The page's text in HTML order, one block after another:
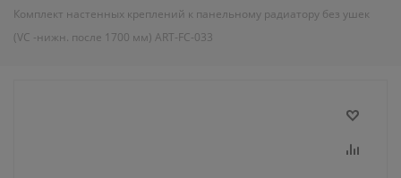
Комплект настенных креплений к панельному радиатору без ушек
(VC -нижн. после 1700 мм) ART-FC-033